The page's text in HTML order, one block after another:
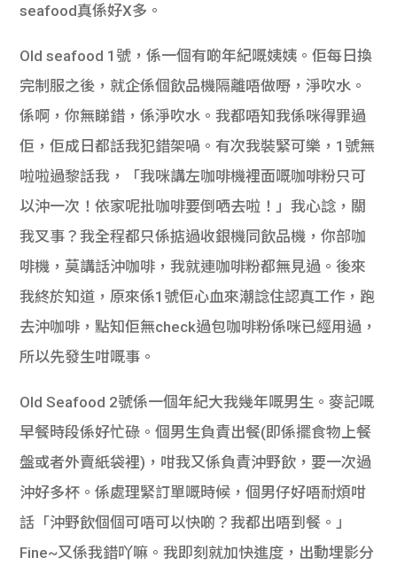
seafood真係好X多。
Old seafood 1號，係一個有啲年紀嘅姨姨。佢每日換
完制服之後，就企係個飲品機隔離唔做嘢，淨吹水。
係啊，你無睇錯，係淨吹水。我都唔知我係咪得罪過
佢，佢成日都話我犯錯架喎。有次我裝緊可樂，1號無
啦啦過黎話我，「我咪講左咖啡機裡面嘅咖啡粉只可
以沖一次！依家呢批咖啡要倒哂去啦！」我心諗，關
我叉事？我全程都只係掂過收銀機同飲品機，你部咖
啡機，莫講話沖咖啡，我就連咖啡粉都無見過。後來
我終於知道，原來係1號佢心血來潮諗住認真工作，跑
去沖咖啡，點知佢無check過包咖啡粉係咪已經用過，
所以先發生咁嘅事。
Old Seafood 2號係一個年紀大我幾年嘅男生。麥記嘅
早餐時段係好忙碌。個男生負責出餐(即係擺食物上餐
盤或者外賣紙袋裡)，咁我又係負責沖野飲，要一次過
沖好多杯。係處理緊訂單嘅時候，個男仔好唔耐煩咁
話「沖野飲個個可唔可以快啲？我都出唔到餐。」
Fine~又係我錯吖嘛。我即刻就加快進度，出動埋影分